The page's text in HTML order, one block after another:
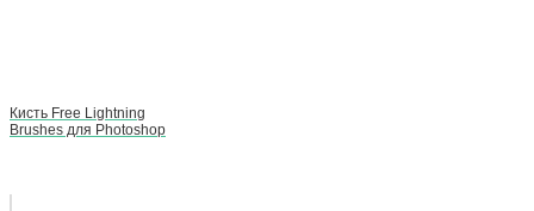
Кисть Free Lightning
Brushes для Photoshop